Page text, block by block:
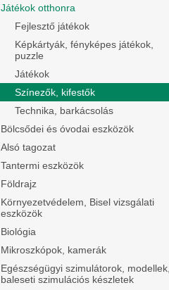
Játékok otthonra
Fejlesztő játékok
Képkártyák, fényképes játékok,
puzzle
Játékok
Színezők, kifestők
Technika, barkácsolás
Bölcsődei és óvodai eszközök
Alsó tagozat
Tantermi eszközök
Földrajz
Környezetvédelem, Bisel vizsgálati
eszközök
Biológia
Mikroszkópok, kamerák
Egészségügyi szimulátorok, modellek,
baleseti szimulációs készletek